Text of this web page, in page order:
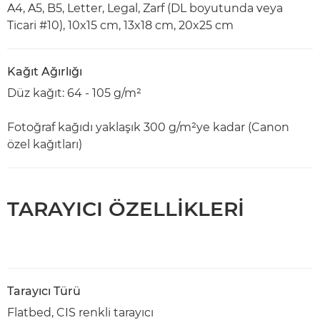
A4, A5, B5, Letter, Legal, Zarf (DL boyutunda veya
Ticari #10), 10x15 cm, 13x18 cm, 20x25 cm
Kağıt Ağırlığı
Düz kağıt: 64 - 105 g/m²
Fotoğraf kağıdı yaklaşık 300 g/m²ye kadar (Canon
özel kağıtları)
TARAYICI ÖZELLİKLERİ
Tarayıcı Türü
Flatbed, CIS renkli tarayıcı